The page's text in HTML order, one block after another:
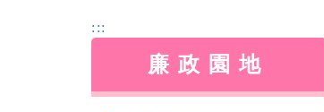
:::
廉政園地